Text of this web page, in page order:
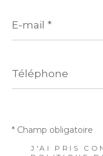
mail
*
J'AI PRIS
* Champ obligatoire